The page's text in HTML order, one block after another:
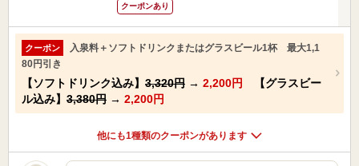
クーポンあり
クーポン
入泉料＋ソフトドリンクまたはグラスビール1杯 最大1,1
80円引き
【ソフトドリンク込み】 3,320円 → 2,200円
【グラスビー
ル込み】 3,380円 → 2,200円
他にも1種類のクーポンがあります